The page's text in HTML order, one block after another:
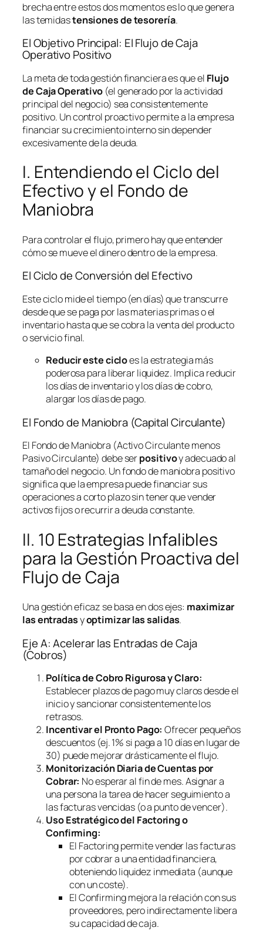
brecha entre estos dos momentos es lo que genera
las temidastensiones de tesorería.
El Objetivo Principal: El Flujo de Caja
Operativo Positivo
La meta de toda gestión financiera es que el Flujo
de Caja Operativo (el generado por la actividad
principal del negocio) sea consistentemente
positivo. Un control proactivo permite a la empresa
financiar su crecimiento interno sin depender
excesivamente de la deuda.
I. Entendiendo el Ciclo del
Efectivo y el Fondo de
Maniobra
Para controlar el flujo, primero hay que entender
cómo se mueve el dinero dentro de la empresa.
El Ciclo de Conversión del Efectivo
Este ciclo mide el tiempo (en días) que transcurre
desde que se paga por las materias primas o el
inventario hasta que se cobra la venta del producto
o servicio final.
Reducir este cicloes la estrategia más
poderosa para liberar liquidez. Implica reducir
los días de inventario y los días de cobro,
alargar los días de pago.
El Fondo de Maniobra (Capital Circulante)
El Fondo de Maniobra (Activo Circulante menos
Pasivo Circulante) debe serpositivoy adecuado al
tamaño del negocio. Un fondo de maniobra positivo
significa que la empresa puede financiar sus
operaciones a corto plazo sin tener que vender
activos fijos o recurrir a deuda constante.
II. 10 Estrategias Infalibles
para la Gestión Proactiva del
Flujo de Caja
Una gestión eficaz se basa en dos ejes: maximizar
las entradasyoptimizar las salidas.
Eje A: Acelerar las Entradas de Caja
(Cobros)
Política de Cobro Rigurosa y Claro:
Establecer plazos de pago muy claros desde el
inicio y sancionar consistentemente los
retrasos.
Incentivar el Pronto Pago: Ofrecer pequeños
descuentos (ej. 1% si paga a 10 días en lugar de
30) puede mejorar drásticamente el flujo.
Monitorización Diaria de Cuentas por
Cobrar: No esperar al fin de mes. Asignar a
una persona la tarea de hacer seguimiento a
las facturas vencidas (o a punto de vencer).
Uso Estratégico del Factoringo
Confirming:
El Factoringpermite vender las facturas
por cobrar a una entidad financiera,
obteniendo liquidez inmediata (aunque
con un coste).
ElConfirmingmejora la relación con sus
proveedores, pero indirectamente libera
su capacidad de caja.